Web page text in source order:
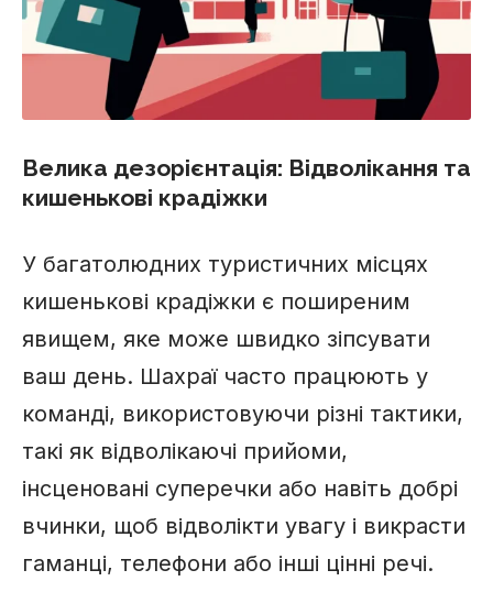
Велика дезорієнтація: Відволікання та
кишенькові крадіжки
У багатолюдних туристичних місцях
кишенькові крадіжки є поширеним
явищем, яке може швидко зіпсувати
ваш день. Шахраї часто працюють у
команді, використовуючи різні тактики,
такі як відволікаючі прийоми,
інсценовані суперечки або навіть добрі
вчинки, щоб відволікти увагу і викрасти
гаманці, телефони або інші цінні речі.